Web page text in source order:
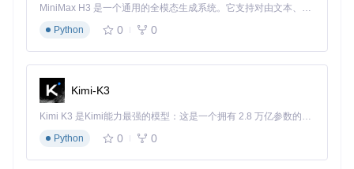
漫游内容存储在腾讯服务器，隐私性存在一定风险
重装系统前需手动导出为本地文件
进阶级：专业工具增强方案
当系统功能无法满足需求时，专业工具能提供更全面的保护能
力，特别是防撤回与深度备份功能。
操作卡片：RevokeMsgPatcher防撤回部署
获取工具：git clone https://gitcode.com/GitHub
MiniMax H3 是一个通用的全模态生成系统。它支持对由文本、图像、视频和音频组成的多模态上下文进行统一理解，并能生成分辨率高达 2K、时长可达 15 秒的带原生立体声音频的视频。得益于面向任务泛化的系统设计，H3 在预训练阶段就已具备广泛的多模态上下文理解与生成能力，能够出色地执行复杂的多模态指令。
Python
0 0
Kimi-K3
Kimi K3 是Kimi能力最强的模型：这是一个拥有 2.8 万亿参数的混合专家（MoE）模型，具备原生视觉理解能力，并支持 100 万 token 的上下文窗口。
Python
0 0